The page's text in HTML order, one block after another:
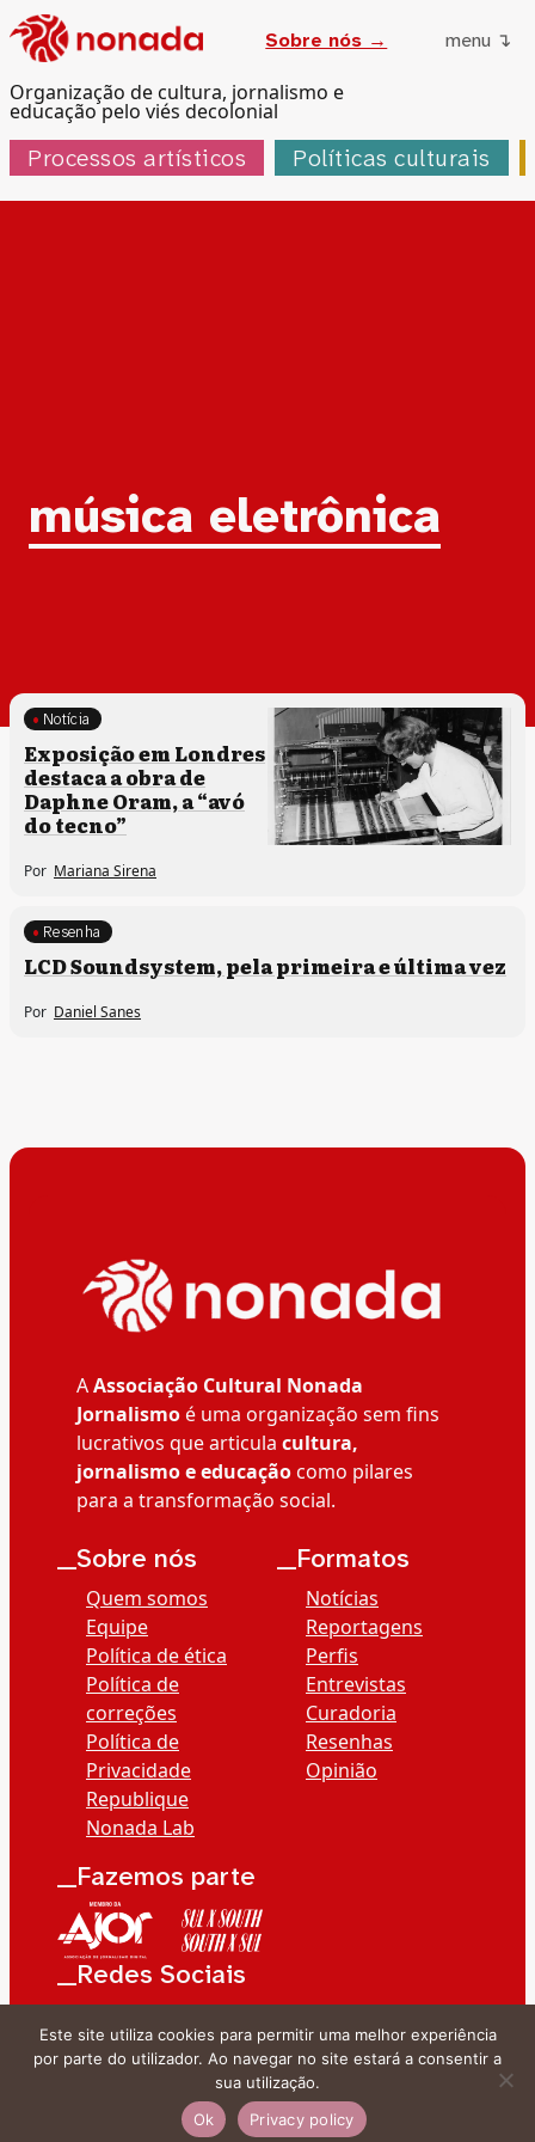
Organização de cultura, jornalismo e
educação pelo viés decolonial
Sobre nós → menu ↴
Processos artísticos Políticas culturais
Tag:
música eletrônica
Notícia
Exposição em Londres
destaca a obra de
Daphne Oram, a “avó
do tecno”
Por Mariana Sirena
Resenha
LCD Soundsystem, pela primeira e última vez
Por Daniel Sanes
AAssociação Cultural Nonada
Jornalismoé uma organização sem fins
lucrativos que articula cultura,
jornalismo e educaçãocomo pilares
para a transformação social.
__Sobre nós
Quem somos
Equipe
Política de ética
Política de
correções
Política de
Privacidade
Republique
Nonada Lab
__Formatos
Notícias
Reportagens
Perfis
Entrevistas
Curadoria
Resenhas
Opinião
__Fazemos parte
__Redes Sociais
Este site utiliza cookies para permitir uma melhor experiência
por parte do utilizador. Ao navegar no site estará a consentir a
sua utilização.
Ok
Privacy policy